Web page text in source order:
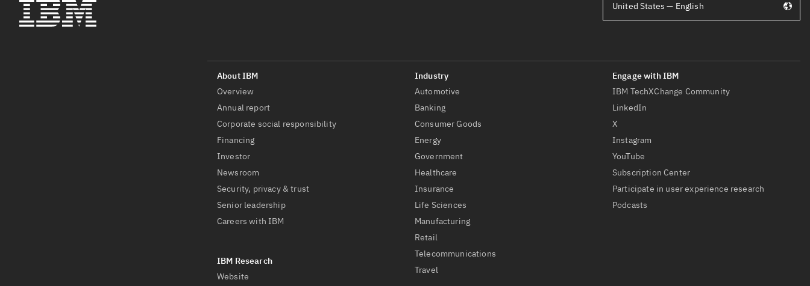
Overview
Annual report
Corporate social responsibility
Financing
Investor
Newsroom
Security, privacy & trust
Senior leadership
Careers with IBM
Website
Automotive
Banking
Consumer Goods
Energy
Government
Healthcare
Insurance
Life Sciences
Manufacturing
Retail
Telecommunications
Travel
IBM TechXChange Community
LinkedIn
X
Instagram
YouTube
Subscription Center
Participate in user experience research
Podcasts
United States — English